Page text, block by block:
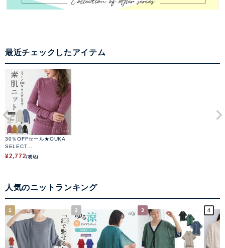
最近チェックしたアイテム
30％OFFセール★OUKA
SELECT
コットンリブメローネック
¥2,772(税込)
人気のニットランキング
1 2 3 4